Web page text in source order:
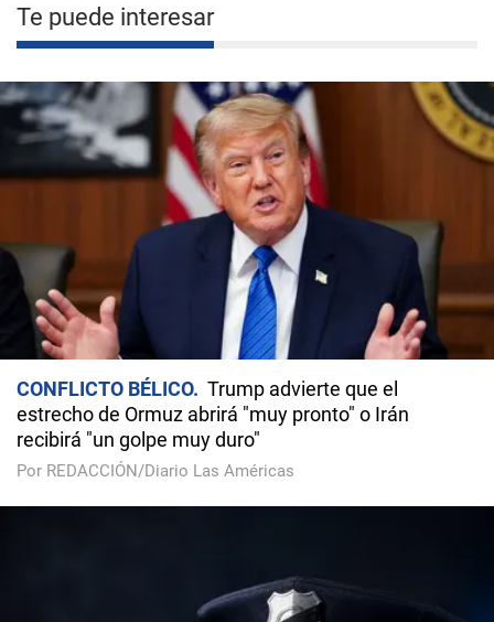
Te puede interesar
CONFLICTO BÉLICO
Trump advierte que el
estrecho de Ormuz abrirá "muy pronto" o Irán
recibirá "un golpe muy duro"
Por REDACCIÓN/Diario Las Américas